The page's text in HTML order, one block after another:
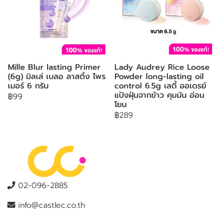
Mille Blur lasting Primer
(6g) มิลเล่ เบลอ ลาสติ้ง ไพร
เมอร์ 6 กรัม
฿99
Lady Audrey Rice Loose
Powder long-lasting oil
control 6.5g เลดี้ ออเดรย์
แป้งฝุ่นจากข้าว คุมมัน อ่อน
โยน
฿289
02-096-2885
info@castlec.co.th